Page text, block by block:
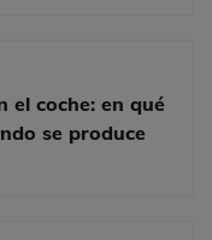
el coche: en qué
se produce